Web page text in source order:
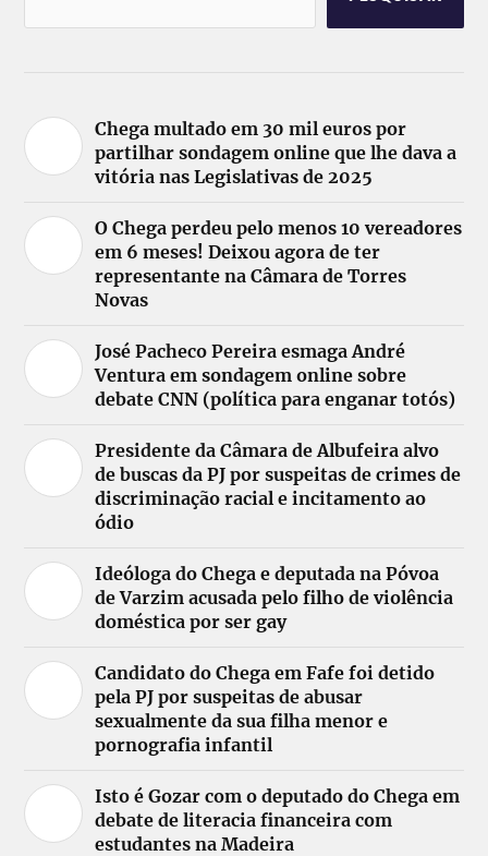
Chega multado em 30 mil euros por
partilhar sondagem online que lhe dava a
vitória nas Legislativas de 2025
O Chega perdeu pelo menos 10 vereadores
em 6 meses! Deixou agora de ter
representante na Câmara de Torres
Novas
José Pacheco Pereira esmaga André
Ventura em sondagem online sobre
debate CNN (política para enganar totós)
Presidente da Câmara de Albufeira alvo
de buscas da PJ por suspeitas de crimes de
discriminação racial e incitamento ao
ódio
Ideóloga do Chega e deputada na Póvoa
de Varzim acusada pelo filho de violência
doméstica por ser gay
Candidato do Chega em Fafe foi detido
pela PJ por suspeitas de abusar
sexualmente da sua filha menor e
pornografia infantil
Isto é Gozar com o deputado do Chega em
debate de literacia financeira com
estudantes na Madeira